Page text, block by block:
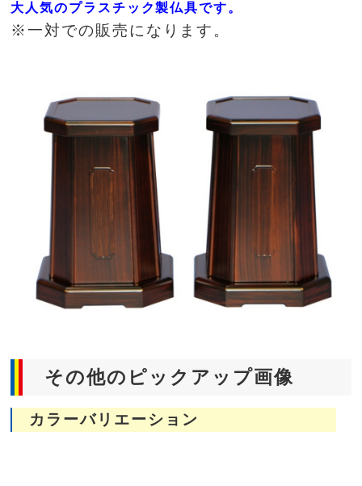
大人気のプラスチック製仏具です。
※一対での販売になります。
その他のピックアップ画像
カラーバリエーション